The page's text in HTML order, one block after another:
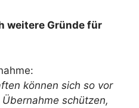
weitere Gründe für
können sich so vor
schützen,